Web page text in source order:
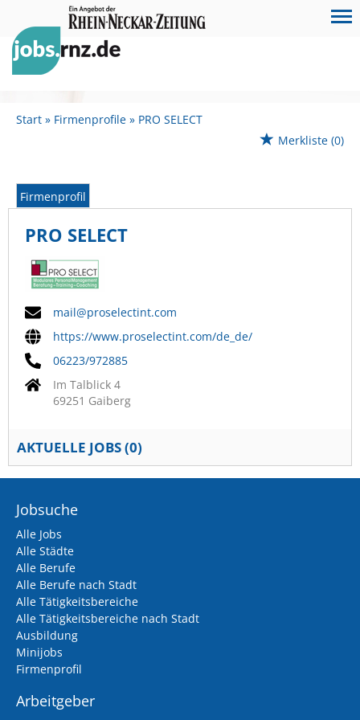
Start Firmenprofile
PRO SELECT
Merkliste (0)
Firmenprofil
PRO SELECT
mail@proselectint.com
https://www.proselectint.com/de_de/
06223/972885
Im Talblick 4
69251 Gaiberg
AKTUELLE JOBS (0)
Jobsuche
Alle Jobs
Alle Städte
Alle Berufe
Alle Berufe nach Stadt
Alle Tätigkeitsbereiche
Alle Tätigkeitsbereiche nach Stadt
Ausbildung
Minijobs
Firmenprofil
Arbeitgeber